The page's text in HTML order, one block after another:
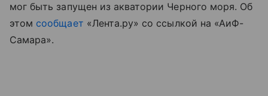
мог быть запущен из акватории Черного моря. Об
этом сообщает «Лента.ру» со ссылкой на «АиФ-
Самара».